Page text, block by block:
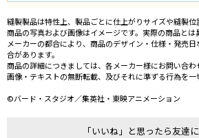
縫製製品は特性上、製品ごとに仕上がりサイズや縫製位
商品の写真および画像はイメージです。実際の商品とは
メーカーの都合により、商品のデザイン・仕様・発売
合があります。
商品の詳細につきましては、各メーカー様にお問い合わ
画像・テキストの無断転載、及びそれに準ずる行為を一
©バード・スタジオ／集英社・東映アニメーション
「いいね」と思ったら友達